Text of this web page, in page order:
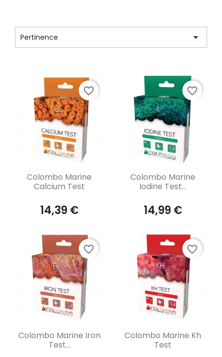
Pertinence 
Aperçu rapide
Colombo Marine
Calcium Test
14,39 €
favorite_border
Aperçu rapide
Colombo Marine
Iodine Test...
14,99 €
favorite_border
Aperçu rapide
Colombo Marine Iron
Test...
favorite_border
Aperçu rapide
Colombo Marine Kh
Test
favorite_border